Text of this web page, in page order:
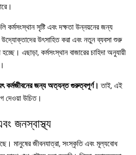
কর্মসংস্থান সৃষ্টি এবং দক্ষতা উন্নয়নের জন্য
উৎসাহিত করা এবং নতুন ব্যবসা শুরু
এছাড়া, কর্মসংস্থান বাজারের চাহিদা অনুযায়ী
কর্মজীবনের জন্য অত্যন্ত গুরুত্বপূর্ণ। তাই, এই
দেওয়া উচিত।
জনস্বাস্থ্য
মানুষের জীবনযাত্রা, সংস্কৃতি এবং মূল্যবোধ